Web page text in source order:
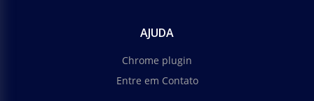
AJUDA
Chrome plugin
Entre em Contato